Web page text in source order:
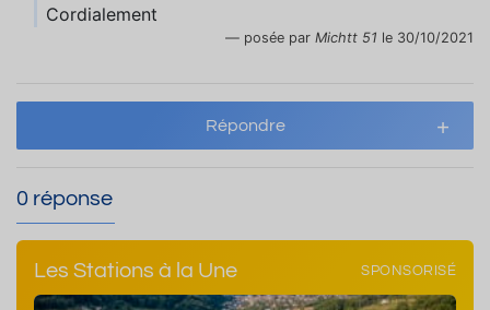
Cordialement
posée par Michtt 51 le 30/10/2021
Répondre
0 réponse
Les Stations à la Une SPONSORISÉ